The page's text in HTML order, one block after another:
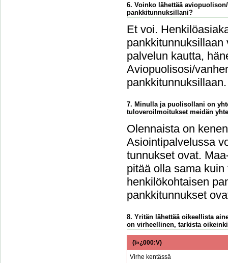
6. Voinko lähettää
pankkitunnuksillani?
Et voi.
palvelun kautta,
Aviopuolisosi/
pankkitunnuksillaan.
7. Minulla ja puolisollani on
tuloveroilmoitukset meidän
Olennaista on
Asiointipalvelussa
tunnukset ovat.
pitää olla sama
henkilökohtaisen
pankkitunnukset
8. Yritän lähettää oikeellista
on virheellinen, tarkista
(ï»¿000:V)
Virhe kentässä